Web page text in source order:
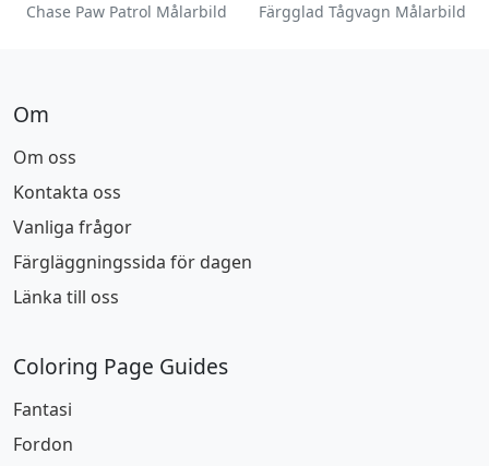
Chase Paw Patrol Målarbild Färgglad Tågvagn Målarbild
Om
Om oss
Kontakta oss
Vanliga frågor
Färgläggningssida för dagen
Länka till oss
Coloring Page Guides
Fantasi
Fordon